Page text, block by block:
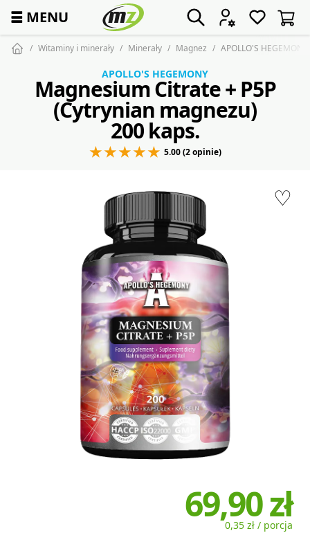
☰ MENU
Witaminy i minerały Minerały Magnez APOLLO'S
♡
APOLLO'S HEGEMONY
Magnesium Citrate + P5P
(Cytrynian magnezu)
200 kaps.
5.00 (2 opinie)
69,90 zł
0,35 zł / porcja